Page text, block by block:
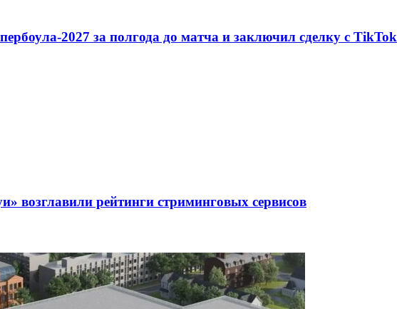
2027 за полгода до матча и заключил сделку с TikTok
возглавили рейтинги стриминговых сервисов